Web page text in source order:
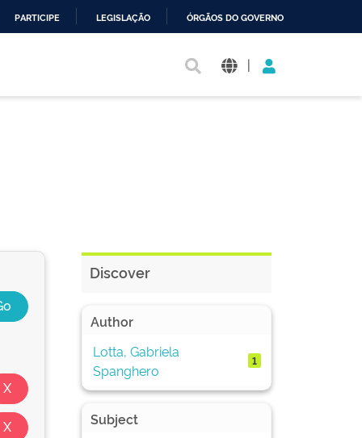
PARTICIPE LEGISLAÇÃO ÓRGÃOS DO GOVERNO
|
Discover
Author
Lotta, Gabriela
Spanghero
1
Subject